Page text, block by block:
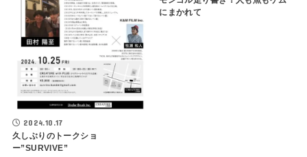
2024.10.17
久しぶりのトークショ
ー”SURVIVE”
にまかれて